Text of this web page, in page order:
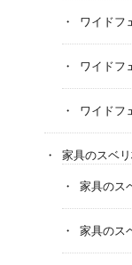
ワイドフ
ワイドフ
ワイドフ
家具のスベ
家具のス
家具のス